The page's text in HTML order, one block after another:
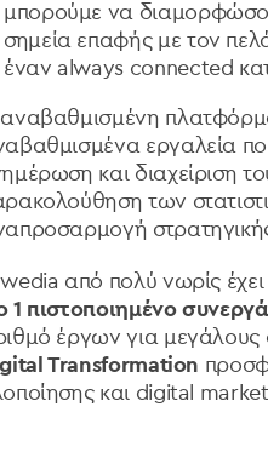
μπορούμε να
σημεία επαφής με τον
έναν always connected
εργαλεία
και διαχείριση
των
από πολύ νωρίς
1 πιστοποιημένο
έργων για μεγάλους
Transformation
και digital